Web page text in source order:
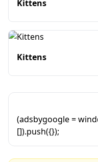
Kittens
Kittens
(adsbygoogle =
[]).push({});